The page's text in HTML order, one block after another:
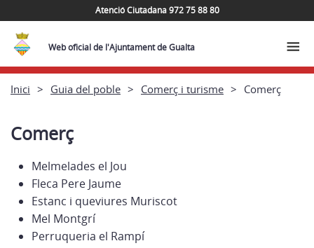
Atenció Ciutadana 972 75 88 80
Web oficial de l'Ajuntament de Gualta
Inici Guia del poble Comerç i turisme Comerç
Comerç
Melmelades el Jou
Fleca Pere Jaume
Estanc i queviures Muriscot
Mel Montgrí
Perruqueria el Rampí